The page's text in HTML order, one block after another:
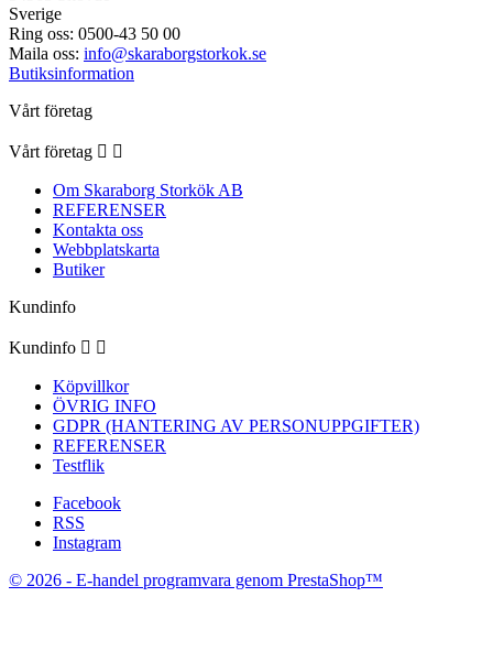
Sverige
Ring oss: 0500-43 50 00
Maila oss: info@skaraborgstorkok.se
Butiksinformation
Vårt företag
Vårt företag  
Om Skaraborg Storkök AB
REFERENSER
Kontakta oss
Webbplatskarta
Butiker
Kundinfo
Kundinfo  
Köpvillkor
ÖVRIG INFO
GDPR (HANTERING AV PERSONUPPGIFTER)
REFERENSER
Testflik
Facebook
RSS
Instagram
© 2026 - E-handel programvara genom PrestaShop™